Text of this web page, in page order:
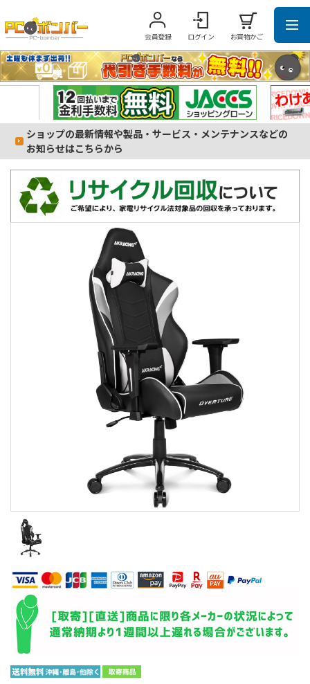
会員登録 ログイン お買物かご
ショップの最新情報や製品・サービス・メンテナンスなどの
お知らせはこちらから